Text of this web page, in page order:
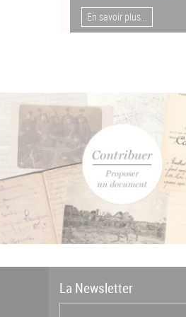
En savoir plus...
La Newsletter